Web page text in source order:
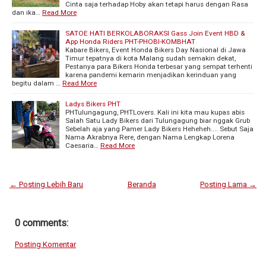
Cinta saja terhadap Hoby akan tetapi harus dengan Rasa
dan ika… Read More
SATOE HATI BERKOLABORAKSI Gass Join Event HBD &
App Honda Riders PHT-PHOBI-KOMBHAT
Kabare Bikers, Event Honda Bikers Day Nasional di Jawa
Timur tepatnya di kota Malang sudah semakin dekat,
Pestanya para Bikers Honda terbesar yang sempat terhenti
karena pandemi kemarin menjadikan kerinduan yang
begitu dalam … Read More
Ladys Bikers PHT
PHTulungagung, PHTLovers. Kali ini kita mau kupas abis
Salah Satu Lady Bikers dari Tulungagung biar nggak Grub
Sebelah aja yang Pamer Lady Bikers Heheheh.... Sebut Saja
Nama Akrabnya Rere, dengan Nama Lengkap Lorena
Caesaria… Read More
← Posting Lebih Baru Posting Lama →
Beranda
0 comments:
Posting Komentar